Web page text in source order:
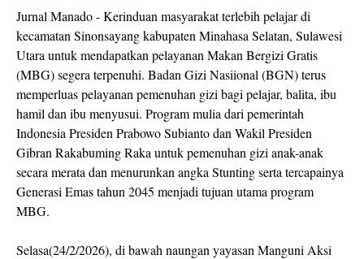
Jurnal Manado - Kerinduan masyarakat terlebih pelajar di
kecamatan Sinonsayang kabupaten Minahasa Selatan, Sulawesi
Utara untuk mendapatkan pelayanan Makan Bergizi Gratis
(MBG) segera terpenuhi. Badan Gizi Nasiional (BGN) terus
memperluas pelayanan pemenuhan gizi bagi pelajar, balita, ibu
hamil dan ibu menyusui. Program mulia dari pemerintah
Indonesia Presiden Prabowo Subianto dan Wakil Presiden
Gibran Rakabuming Raka untuk pemenuhan gizi anak-anak
secara merata dan menurunkan angka Stunting serta tercapainya
Generasi Emas tahun 2045 menjadi tujuan utama program
MBG.
Selasa(24/2/2026), di bawah naungan yayasan Manguni Aksi